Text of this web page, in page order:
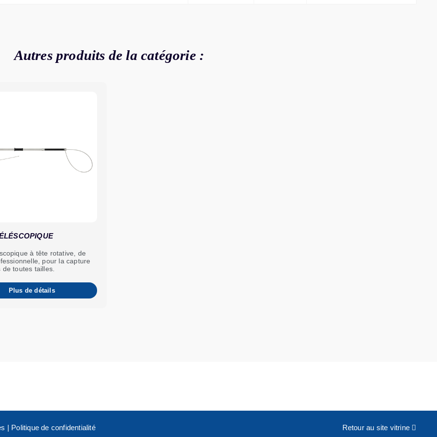
Autres produits de la catégorie :
à tête rotative, de
pour la capture
de toutes tailles.
Plus de détails
| Politique de confidentialité Retour au site vitrine